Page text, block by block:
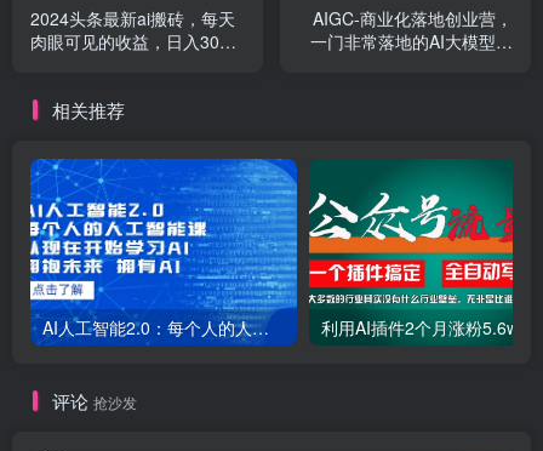
2024头条最新ai搬砖，每天
肉眼可见的收益，日入300
AIGC-商业化落地创业营，
一门非常落地的AI大模型创
相关推荐
AI人工智能2.0：每个人的人工智能课：从现在开始学习AI（38节课）
评论 抢沙发